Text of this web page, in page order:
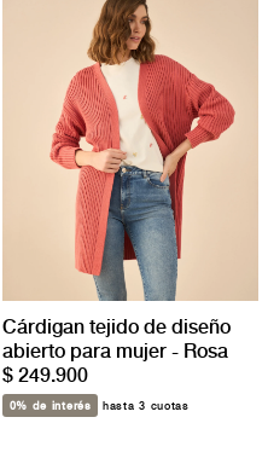
Cárdigan tejido de diseño
abierto para mujer - Rosa
$ 249.900
0% de interés hasta 3 cuotas